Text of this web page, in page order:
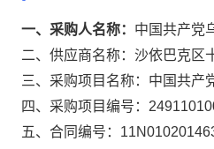
一、采购人名称： 中国共产党
二、供应商名称： 沙依巴克区
三、采购项目名称： 中国共产
四、采购项目编号：
五、合同编号：